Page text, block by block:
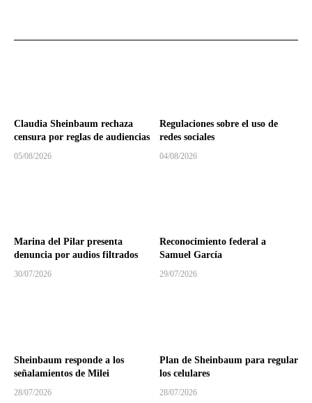
Claudia Sheinbaum rechaza
censura por reglas de audiencias
05/08/2026
Regulaciones sobre el uso de
redes sociales
04/08/2026
Marina del Pilar presenta
denuncia por audios filtrados
30/07/2026
Reconocimiento federal a
Samuel García
29/07/2026
Sheinbaum responde a los
señalamientos de Milei
28/07/2026
Plan de Sheinbaum para regular
los celulares
28/07/2026